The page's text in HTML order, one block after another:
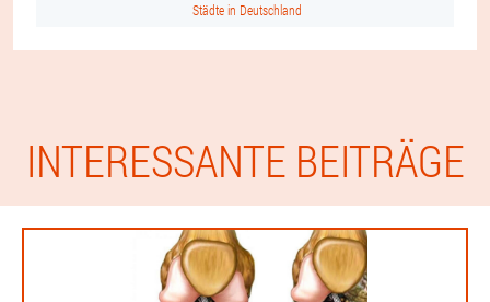
Städte in Deutschland
INTERESSANTE BEITRÄGE